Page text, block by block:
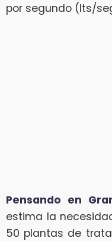
por segundo (lts/
Pensando en
estima la
50 plantas de